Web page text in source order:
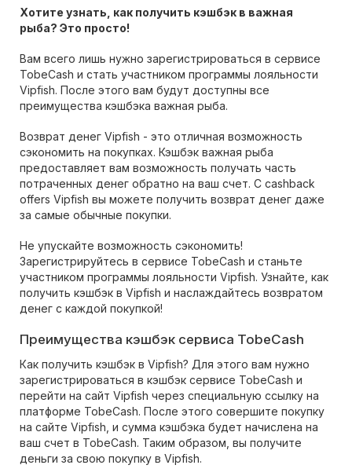
Хотите узнать, как получить кэшбэк в важная
рыба? Это просто!
Вам всего лишь нужно зарегистрироваться в сервисе
TobeCash и стать участником программы лояльности
Vipfish. После этого вам будут доступны все
преимущества кэшбэка важная рыба.
Возврат денег Vipfish - это отличная возможность
сэкономить на покупках. Кэшбэк важная рыба
предоставляет вам возможность получать часть
потраченных денег обратно на ваш счет. С cashback
offers Vipfish вы можете получить возврат денег даже
за самые обычные покупки.
Не упускайте возможность сэкономить!
Зарегистрируйтесь в сервисе TobeCash и станьте
участником программы лояльности Vipfish. Узнайте, как
получить кэшбэк в Vipfish и наслаждайтесь возвратом
денег с каждой покупкой!
Преимущества кэшбэк сервиса TobeCash
Как получить кэшбэк в Vipfish? Для этого вам нужно
зарегистрироваться в кэшбэк сервисе TobeCash и
перейти на сайт Vipfish через специальную ссылку на
платформе TobeCash. После этого совершите покупку
на сайте Vipfish, и сумма кэшбэка будет начислена на
ваш счет в TobeCash. Таким образом, вы получите
деньги за свою покупку в Vipfish.